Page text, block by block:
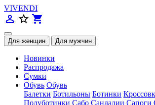
VIVENDI
person_outline star_border shopping_cart
Новинки
Распродажа
Сумки
Обувь Обувь
Балетки Ботильоны Ботинки
Полуботинки Сабо Сандалии Сапоги